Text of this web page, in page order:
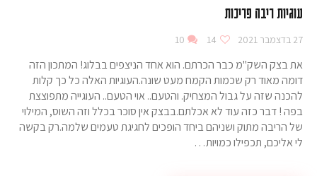
עוגיות ריבה פריכות
27 בדצמבר 2021 14
10
את בצק השק"מ כבר הכרתם. הוא אחד הניצפים בבלוג! המתכון הזה
דומה מאוד רק שכמות הקמח מעט שונה.העוגיות האלה כל כך קלות
להכנה שזה על גבול המצחיק. והטעם.. אוי הטעם.. העוגייה מתפוצצת
בפה ! דבר כזה עוד לא אכלתם.בבצק אין סוכר בכלל וזה השוס, המילוי
של הריבה מתוק ושניהם ביחד הופכים לחגיגת טעמים שלמה.רק בקשה
לי אליכם, תכפילו כמויות…